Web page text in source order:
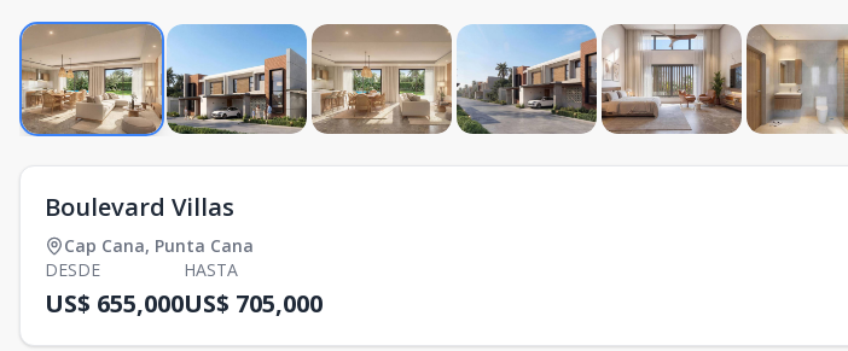
Boulevard Villas
Cap Cana, Punta Cana
DESDE
US$ 655,000
HASTA
US$ 705,000